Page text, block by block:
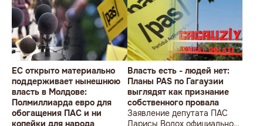
ÎMPOTRIVA MOLDOVEI!
Lecțiile istoriei și provocările
prezentului (la împlinirea a
550 de ani de la bătălia de la
Războieni)
ЕС открыто материально
поддерживает нынешнюю
власть в Молдове:
Полмиллиарда евро для
обогащения ПАС и ни
копейки для народа
Власть есть - людей нет:
Планы PAS по Гагаузии
выглядят как признание
собственного провала
Заявление депутата ПАС
Ларисы Волох официально